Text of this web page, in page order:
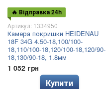
🔥 Відправка 24h
Артикул: 1334950
Камера покришки HEIDENAU
18F 34G 4.50-18,100/100-
18,110/100-18,120/100-18,120/90-
18,130/90-18, 1.8мм
1 052 грн
Купити